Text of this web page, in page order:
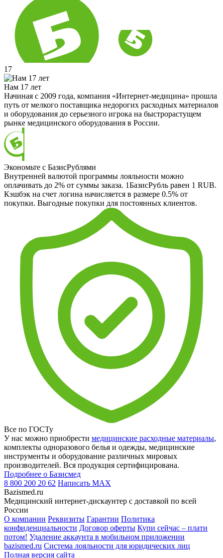
17
Нам 17 лет
Начиная с 2009 года, компания «Интернет-медицина» прошла
путь от мелкого поставщика недорогих расходных материалов
и оборудования до серьезного игрока на быстрорастущем
рынке медицинского оборудования в России.
Экономьте с БазисРублями
Внутренней валютой программы лояльности можно
оплачивать до 2% от суммы заказа. 1БазисРубль равен 1 RUB.
Кэшбэк на счет логина начисляется в размере 0.5% от
покупки. Выгодные покупки для постоянных клиентов.
Все по ГОСТу
У нас можно приобрести медицинские расходные материалы,
комплекты одноразового белья и одежды, медицинские
инструменты и оборудование различных мировых
производителей. Вся продукция сертифицирована.
Подробнее о Базисмед
8 800 200 20 62 Написать MAX
Bazismed.ru
Медицинский интернет-дискаунтер с доставкой по всей
России
О компании Реквизиты Гарантии Политика
конфиденциальности Договор оферты Купи сейчас – плати
потом! Удаление аккаунта в мобильном приложении
bazismed.ru Система лояльности для юридических лиц
Полная версия сайта